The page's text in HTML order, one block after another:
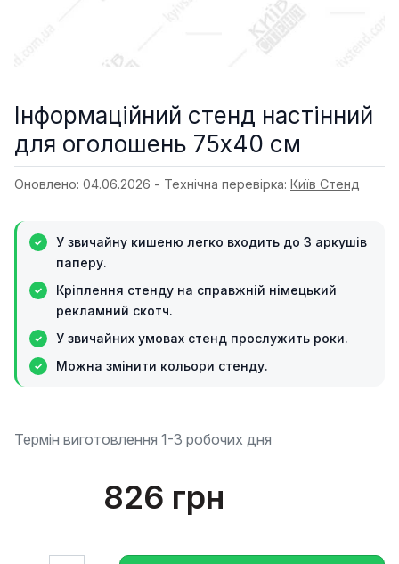
Інформаційний стенд настінний
для оголошень 75х40 см
Оновлено: 04.06.2026 - Технічна перевірка: Київ Стенд
У звичайну кишеню легко входить до 3 аркушів
паперу.
Кріплення стенду на справжній німецький
рекламний скотч.
У звичайних умовах стенд прослужить роки.
Можна змінити кольори стенду.
Термін виготовлення 1-3 робочих дня
826 грн